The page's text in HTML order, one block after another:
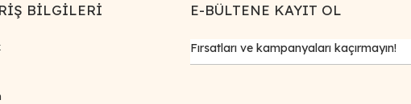
BİLGİLERİ E-BÜLTENE KAYIT OL